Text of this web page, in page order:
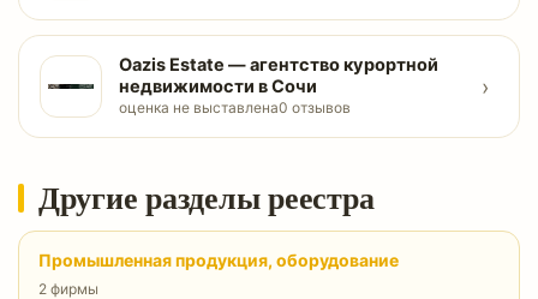
Oazis Estate — агентство курортной
недвижимости в Сочи
оценка не выставлена0 отзывов
›
Другие разделы реестра
Промышленная продукция, оборудование
2 фирмы